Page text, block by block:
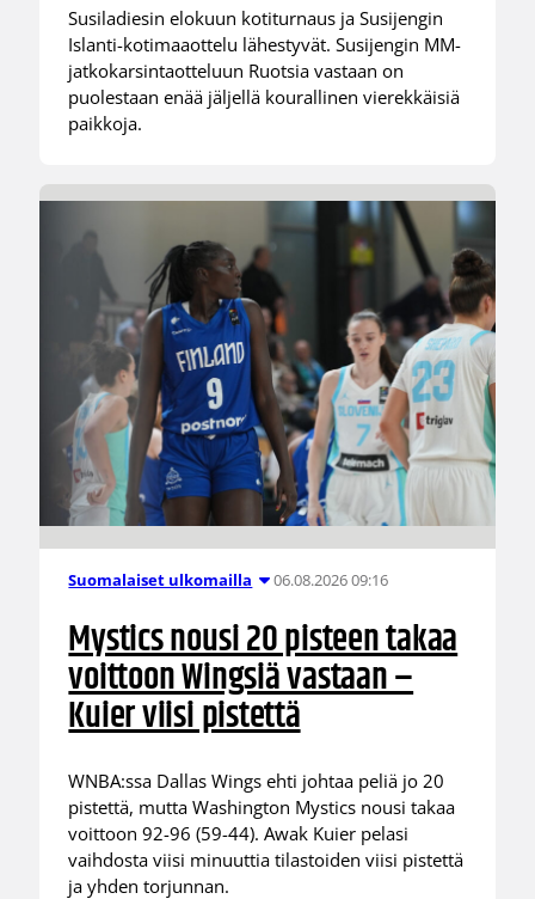
Susiladiesin elokuun kotiturnaus ja Susijengin
Islanti-kotimaaottelu lähestyvät. Susijengin MM-
jatkokarsintaotteluun Ruotsia vastaan on
puolestaan enää jäljellä kourallinen vierekkäisiä
paikkoja.
Suomalaiset ulkomailla 06.08.2026 09:16
Mystics nousi 20 pisteen takaa
voittoon Wingsiä vastaan –
Kuier viisi pistettä
WNBA:ssa Dallas Wings ehti johtaa peliä jo 20
pistettä, mutta Washington Mystics nousi takaa
voittoon 92-96 (59-44). Awak Kuier pelasi
vaihdosta viisi minuuttia tilastoiden viisi pistettä
ja yhden torjunnan.